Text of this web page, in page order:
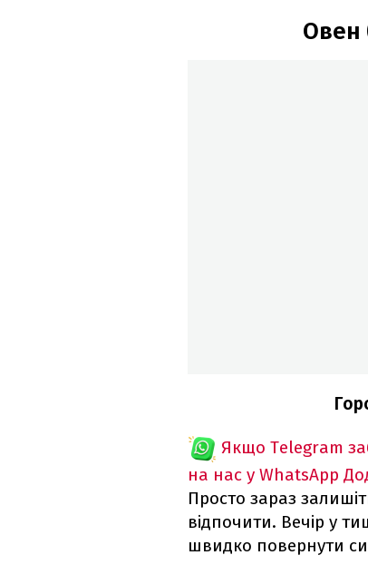
Овен
Якщо Telegram
на нас у WhatsApp
Просто зараз
відпочити. Вечір у
швидко повернути